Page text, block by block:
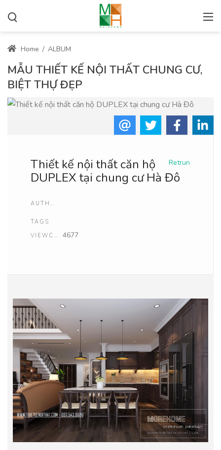
Home / ALBUM
MẪU THIẾT KẾ NỘI THẤT CHUNG CƯ,
BIỆT THỰ ĐẸP
Retrun
Thiết kế nội thất căn hộ
DUPLEX tại chung cư Hà Đô
AUTHOR
TAGS
VIEWCOUNT
4677